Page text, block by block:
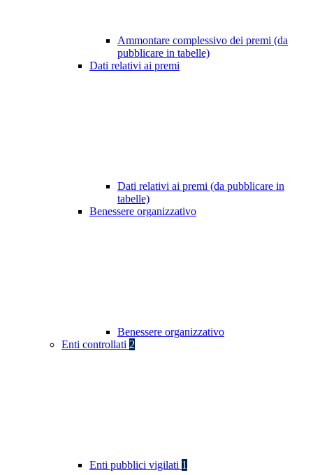
Ammontare complessivo dei premi (da
pubblicare in tabelle)
Dati relativi ai premi
Dati relativi ai premi (da pubblicare in
tabelle)
Benessere organizzativo
Benessere organizzativo
Enti controllati 2
Enti pubblici vigilati 1